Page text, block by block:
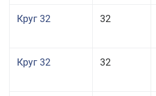
Круг 32 32
Круг 32 32